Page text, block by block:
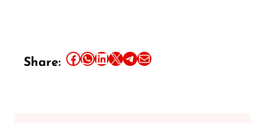
Share: Share this article on Facebook Share this article on WhatsApp Share this article on LinkedIn Share this article on X Share this article on TelegramEmail this Article